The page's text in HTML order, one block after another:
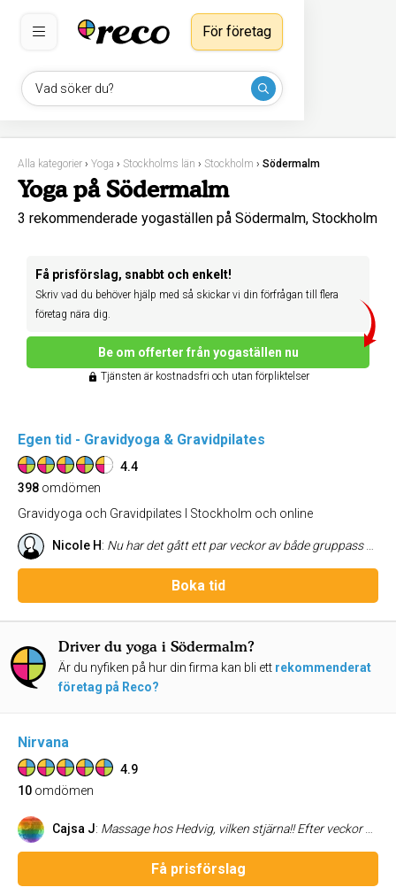
Vad söker du?
För företag
Alla kategorier › Yoga › Stockholms län › Stockholm › Södermalm
Yoga på Södermalm
3 rekommenderade yogaställen på Södermalm, Stockholm
Få prisförslag, snabbt och enkelt!
Skriv vad du behöver hjälp med så skickar vi din förfrågan till flera
företag nära dig.
Be om offerter från yogaställen nu
Tjänsten är kostnadsfri och utan förpliktelser
Egen tid - Gravidyoga & Gravidpilates
4.4
398 omdömen
Gravidyoga och Gravidpilates I Stockholm och online
Nicole H: Nu har det gått ett par veckor av både gruppass och egna pass hemma med hjälp av Egen Tids digitala prenumeration och jag känner bara värme och uppskattning för gravidyogan de tillhandahållit! Trots foglossning har jag fått tillfälle att vara lite aktiv och dessutom tid att slappna av och knyta ann med min kropp och min bebis. Jag har fått så mycket mer energi tack vare min regelbundna yoga och Egen Tid har varit fantastiskt tillmötesgående och vänliga.
Boka tid
Driver du yoga i Södermalm?
Är du nyfiken på hur din firma kan bli ett rekommenderat
företag på Reco?
Nirvana
4.9
10 omdömen
Cajsa J: Massage hos Hedvig, vilken stjärna!! Efter veckor med axlarna uppe vid öronen, huvudvärk etc så var det en sådan lättnad att äntligen få en massage värd namnet. Känner mig lätt som en fjäder, mjuk i kroppen. Det är ingen "slentrianmassage" här, Hedvig lyssnar och känner in innan hon sätter händerna i dig. Vill verkligen rekommendera Nirvana och en massage hos Hedvig. Nu ska jag utforska resten av vad Nirvana har att erbjuda, återkommer ;-)
Få prisförslag